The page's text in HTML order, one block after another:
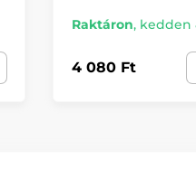
Raktáron, kedden
4 080 Ft